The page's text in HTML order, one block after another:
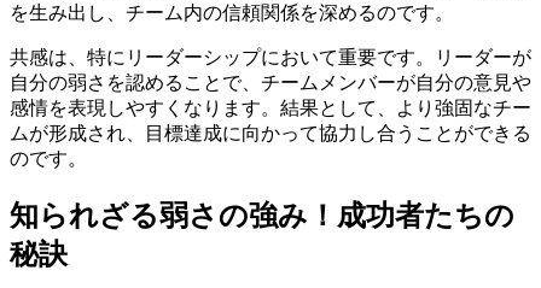
を生み出し、チーム内の信頼関係を深めるのです。
共感は、特にリーダーシップにおいて重要です。リーダーが
自分の弱さを認めることで、チームメンバーが自分の意見や
感情を表現しやすくなります。結果として、より強固なチー
ムが形成され、目標達成に向かって協力し合うことができる
のです。
知られざる弱さの強み！成功者たちの
秘訣